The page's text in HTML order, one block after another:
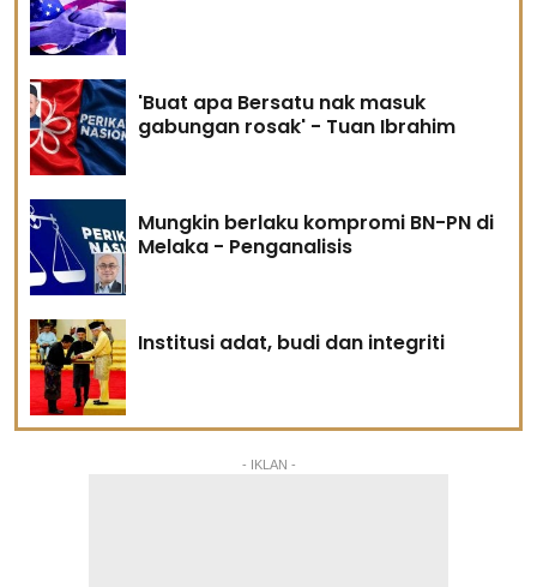
'Buat apa Bersatu nak masuk
gabungan rosak' - Tuan Ibrahim
Mungkin berlaku kompromi BN-PN di
Melaka - Penganalisis
Institusi adat, budi dan integriti
- IKLAN -